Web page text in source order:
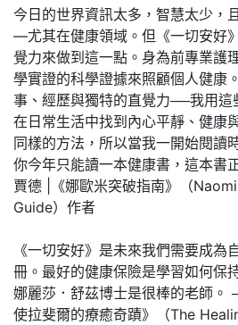
今日的世界資訊太多，智慧太少，
—尤其在健康領域。但《一切安好
覺力來做到這一點。身為前專業護
學實證的科學證據來照顧個人健康
事、經歷與獨特的直覺力──我用這
在日常生活中找到內心平靜、健康
同樣的方法，所以當我一開始閱讀
你今年只能讀一本健康書，這本書
賈德 |《娜歐米突破指南》（
Guide）作者
《一切安好》是未來我們需要成為
冊。最好的健康保險是學習如何保
娜麗莎．舒茲博士是很棒的老師。
使拉斐爾的療癒奇蹟》（The